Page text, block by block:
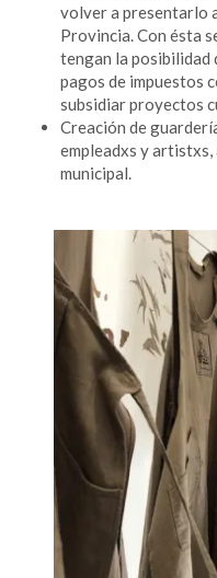
volver a presentarlo
Provincia. Con ésta
tengan la posibilidad
pagos de impuestos
subsidiar proyectos
Creación de
empleadxs y
municipal.